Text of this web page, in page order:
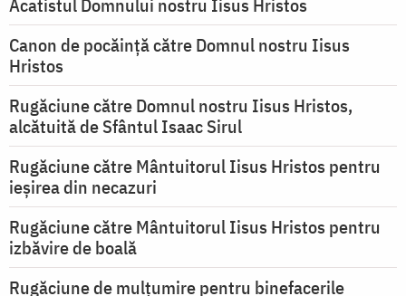
Acatistul Domnului nostru Iisus Hristos
Canon de pocăință către Domnul nostru Iisus
Hristos
Rugăciune către Domnul nostru Iisus Hristos,
alcătuită de Sfântul Isaac Sirul
Rugăciune către Mântuitorul Iisus Hristos pentru
ieşirea din necazuri
Rugăciune către Mântuitorul Iisus Hristos pentru
izbăvire de boală
Rugăciune de mulțumire pentru binefacerile